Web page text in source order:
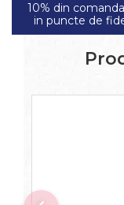
10% din
in puncte de